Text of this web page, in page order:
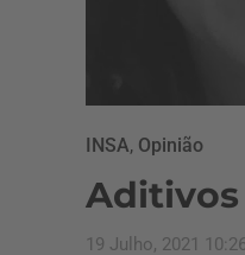
INSA, Opinião
19 Julho, 2021 10:26